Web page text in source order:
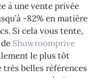
à une vente privée
-82% en matière
Si cela vous tente,
Showroomprive
le plus tôt
très belles références